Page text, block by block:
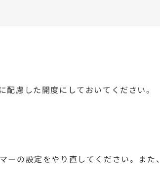
慮した開度にしておいてください。
ーの設定をやり直してください。また